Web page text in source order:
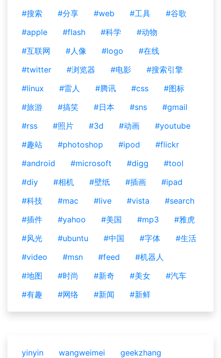
#搜索
#分享 #web #工具
#谷歌
#apple
#flash #科学
#动物
#互联网
#人像 #logo
#在线
#twitter
#浏览器 #电影
#搜索引擎
#linux
#雷人 #腾讯 #css
#图标
#旅游
#搞笑 #日本 #sns
#gmail
#rss
#照片 #3d #动画
#youtube
#趣站
#photoshop #ipod
#flickr
#android
#microsoft #digg
#tool
#diy
#相机 #壁纸 #插画
#ipad
#科技
#mac #live #vista
#search
#插件
#yahoo #美国 #mp3
#雅虎
#风光
#ubuntu #中国 #字体
#生活
#video
#msn #feed
#机器人
#地图
#时尚 #新奇 #美女
#汽车
#有趣
#网络 #新闻 #新鲜
yinyin wangweimei
geekzhang